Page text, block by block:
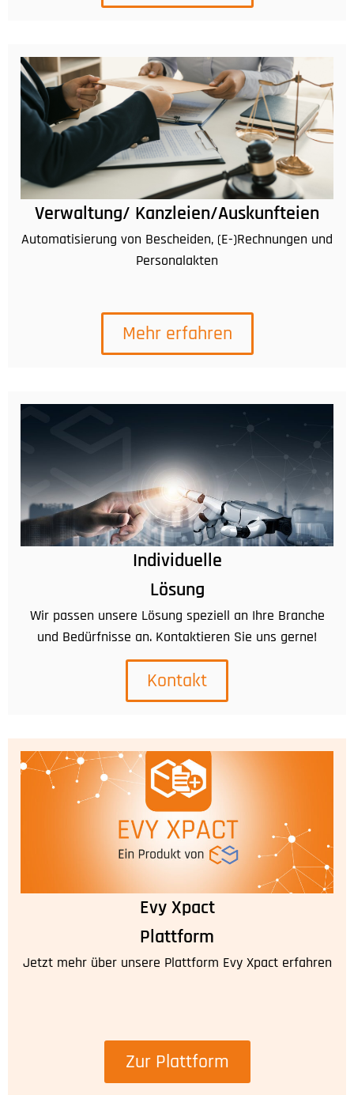
Verwaltung/ Kanzleien/Auskunfteien
Automatisierung von Bescheiden, (E-)Rechnungen und
Personalakten
Mehr erfahren
Individuelle
Lösung
Wir passen unsere Lösung speziell an Ihre Branche
und Bedürfnisse an. Kontaktieren Sie uns gerne!
Kontakt
Evy Xpact
Plattform
Jetzt mehr über unsere Plattform Evy Xpact erfahren
Zur Plattform